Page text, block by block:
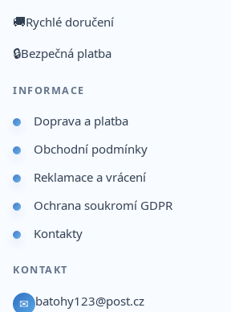
🚚Rychlé doručení
🔒Bezpečná platba
INFORMACE
Doprava a platba
Obchodní podmínky
Reklamace a vrácení
Ochrana soukromí GDPR
Kontakty
KONTAKT
✉ batohy123@post.cz